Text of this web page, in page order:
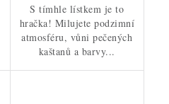
S tímhle lístkem je to
hračka! Milujete podzimní
atmosféru, vůni pečených
kaštanů a barvy...